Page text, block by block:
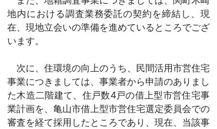
地内における調査業務委託の契約を締結し、現
在、現地立会いの準備を進めているところでござ
います。
次に、住環境の向上のうち、民間活用市営住宅
事業につきましては、事業者から申請のありまし
た木造二階建て、住戸数4戸の借上型市営住宅事
業計画を、亀山市借上型市営住宅選定委員会での
審査を経て採用したところであり、現在、当該事